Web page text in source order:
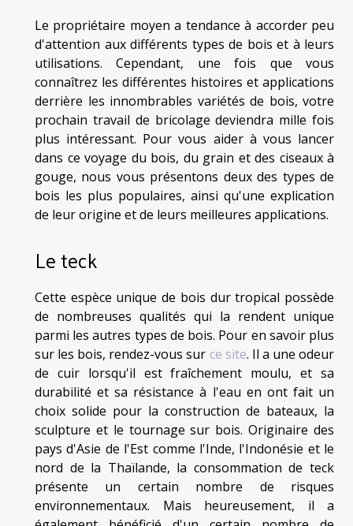
Le propriétaire moyen a tendance à accorder peu
d'attention aux différents types de bois et à leurs
utilisations. Cependant, une fois que vous
connaîtrez les différentes histoires et applications
derrière les innombrables variétés de bois, votre
prochain travail de bricolage deviendra mille fois
plus intéressant. Pour vous aider à vous lancer
dans ce voyage du bois, du grain et des ciseaux à
gouge, nous vous présentons deux des types de
bois les plus populaires, ainsi qu'une explication
de leur origine et de leurs meilleures applications.
Le teck
Cette espèce unique de bois dur tropical possède
de nombreuses qualités qui la rendent unique
parmi les autres types de bois. Pour en savoir plus
sur les bois, rendez-vous sur ce site. Il a une odeur
de cuir lorsqu'il est fraîchement moulu, et sa
durabilité et sa résistance à l'eau en ont fait un
choix solide pour la construction de bateaux, la
sculpture et le tournage sur bois. Originaire des
pays d'Asie de l'Est comme l'Inde, l'Indonésie et le
nord de la Thaïlande, la consommation de teck
présente un certain nombre de risques
environnementaux. Mais heureusement, il a